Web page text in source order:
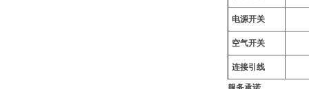
电源开关
空气开关
连接引线